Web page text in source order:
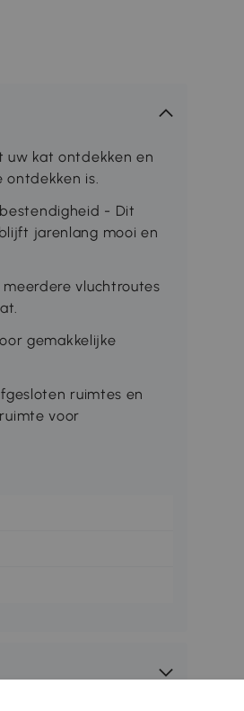
uw kat ontdekken en
is.
- Dit
jarenlang mooi en
vluchtroutes
gemakkelijke
ruimtes en
voor